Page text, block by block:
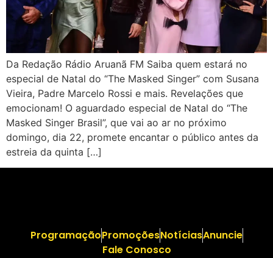
Da Redação Rádio Aruanã FM Saiba quem estará no
especial de Natal do “The Masked Singer” com Susana
Vieira, Padre Marcelo Rossi e mais. Revelações que
emocionam! O aguardado especial de Natal do “The
Masked Singer Brasil”, que vai ao ar no próximo
domingo, dia 22, promete encantar o público antes da
estreia da quinta […]
ProgramaçãoPromoçõesNotíciasAnuncie
Fale Conosco